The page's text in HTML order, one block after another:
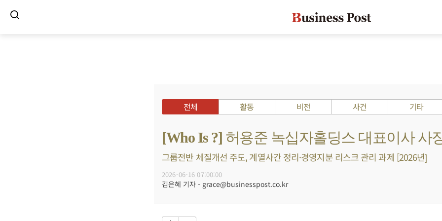
전체 활동 비전 사건 기타
[Who Is ?] 허용준 녹십자홀딩스 대표이사 사
그룹전반 체질개선 주도, 계열사간 정리·경영지분 리스크 관리 과제 [2026년]
2026-06-16 07:00:00
김은혜 기자 - grace@businesspost.co.kr